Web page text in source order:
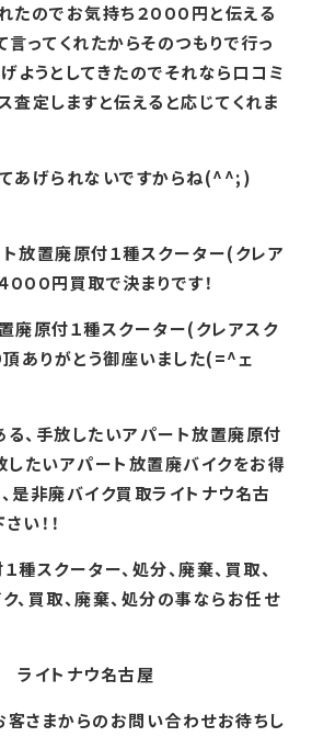
たのでお気持ち２０００円と伝える
言ってくれたからそのつもりで行っ
ようとしてきたのでそれなら口コミ
査定しますと伝えると応じてくれま
あげられないですからね(^^;)
放置廃原付１種スクーター(クレア
００円買取で決まりです！
廃原付１種スクーター(クレアスク
ありがとう御座いました(=^ェ
、手放したいアパート放置廃原付
したいアパート放置廃バイクをお得
是非廃バイク買取ライトナウ名古
い！！
種スクーター、処分、廃棄、買取、
、買取、廃棄、処分の事ならお任せ
イトナウ名古屋
さまからのお問い合わせお待ちし